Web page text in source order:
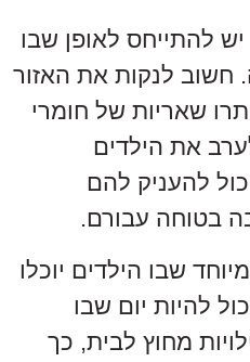
להתייחס לאופן שבו
חשוב לנקות את האזור
שאריות של חומרי
את הילדים
להעניק להם
בטוחה עבורם.
שבו הילדים יוכלו
להיות יום שבו
מחוץ לבית, כך